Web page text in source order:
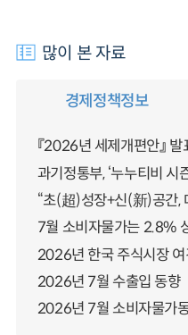
많이 본 자료
경제정책정보
『2026년 세제개편안』 발
과기정통부, ‘누누티비 시
“초(超)성장+신(新)공간,
7월 소비자물가는 2.8%
2026년 한국 주식시장 여
2026년 7월 수출입 동향
2026년 7월 소비자물가